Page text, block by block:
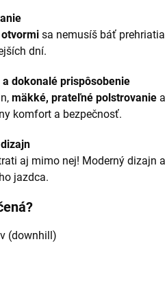
sa nemusíš báť
dní.
dokonalé prispôsobenie
mäkké, prateľné polstrovanie
komfort a bezpečnosť.
aj mimo nej! Moderný dizajn
jazdca.
(downhill)